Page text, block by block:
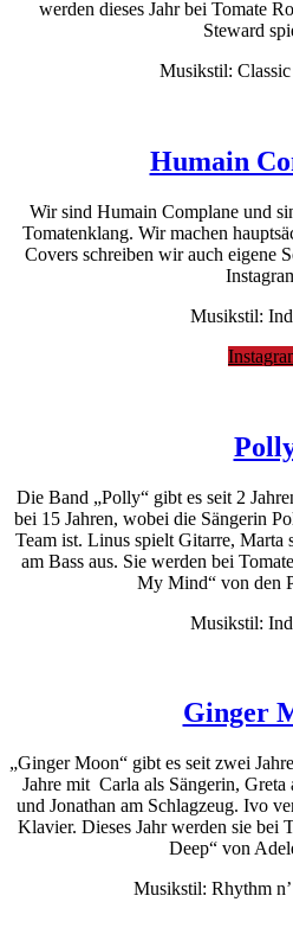
werden dieses Jahr bei Tomate
Steward
Musikstil:
Humain
Wir sind Humain Complane und
Tomatenklang. Wir machen
Covers schreiben wir auch eigene
Musikstil:
Die Band „Polly“ gibt es seit 2
bei 15 Jahren, wobei die Sängerin
Team ist. Linus spielt Gitarre,
am Bass aus. Sie werden bei
My Mind“ von den
Musikstil:
Ginger
„Ginger Moon“ gibt es seit zwei
Jahre mit Carla als Sängerin, Greta
und Jonathan am Schlagzeug. Ivo
Klavier. Dieses Jahr werden sie bei
Deep“ von
Musikstil: Rhythm